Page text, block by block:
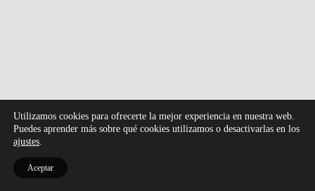
Utilizamos cookies para ofrecerte la mejor experiencia en nuestra web.
Puedes aprender más sobre qué cookies utilizamos o desactivarlas en los
ajustes.
Aceptar